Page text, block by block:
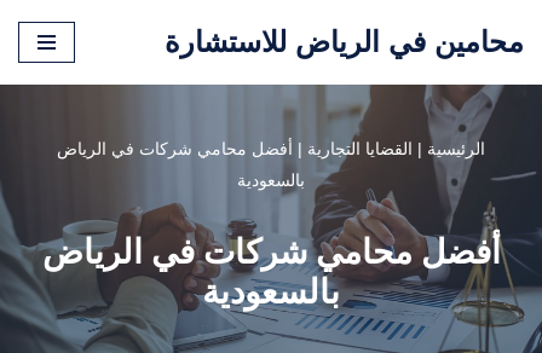
إلى
المحتوى
محامين في الرياض للاستشارة
الرئيسية | القضايا التجارية | أفضل محامي شركات في الرياض
بالسعودية
أفضل محامي شركات في الرياض
بالسعودية